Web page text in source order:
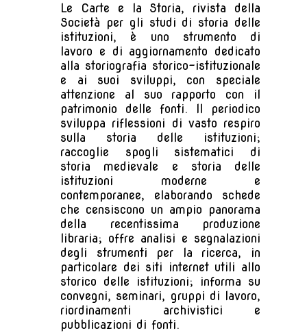
Le Carte e la Storia, rivista della
Società per gli studi di storia delle
istituzioni, è uno strumento di
lavoro e di aggiornamento dedicato
alla storiografia storico-istituzionale
e ai suoi sviluppi, con speciale
attenzione al suo rapporto con il
patrimonio delle fonti. Il periodico
sviluppa riflessioni di vasto respiro
sulla storia delle istituzioni;
raccoglie spogli sistematici di
storia medievale e storia delle
istituzioni moderne e
contemporanee, elaborando schede
che censiscono un ampio panorama
della recentissima produzione
libraria; offre analisi e segnalazioni
degli strumenti per la ricerca, in
particolare dei siti internet utili allo
storico delle istituzioni; informa su
convegni, seminari, gruppi di lavoro,
riordinamenti archivistici e
pubblicazioni di fonti.